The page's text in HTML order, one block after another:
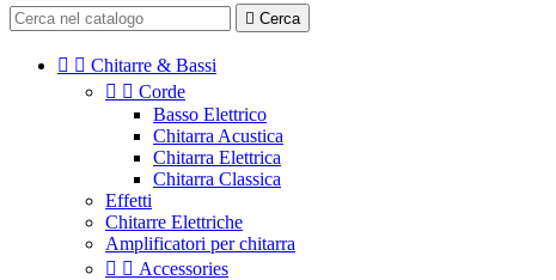
 Cerca
  Chitarre & Bassi
  Corde
Basso Elettrico
Chitarra Acustica
Chitarra Elettrica
Chitarra Classica
Effetti
Chitarre Elettriche
Amplificatori per chitarra
  Accessories